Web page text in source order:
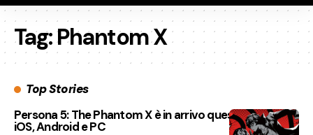
Tag:Phantom X
Top Stories
Persona 5: The Phantom X è in arrivo questa estate su
iOS, Android e PC